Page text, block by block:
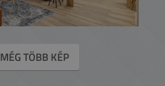
MÉG TÖBB KÉP